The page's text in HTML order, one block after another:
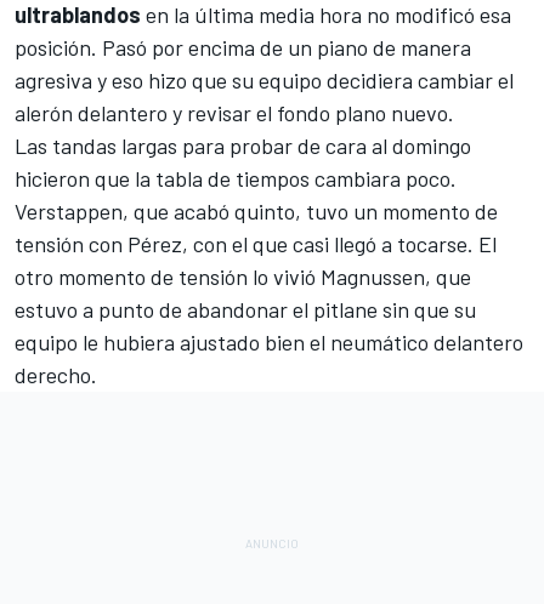
ultrablandos en la última media hora no modificó esa
posición. Pasó por encima de un piano de manera
agresiva y eso hizo que su equipo decidiera cambiar el
alerón delantero y revisar el fondo plano nuevo.
Las tandas largas para probar de cara al domingo
hicieron que la tabla de tiempos cambiara poco.
Verstappen, que acabó quinto, tuvo un momento de
tensión con Pérez, con el que casi llegó a tocarse. El
otro momento de tensión lo vivió Magnussen, que
estuvo a punto de abandonar el pitlane sin que su
equipo le hubiera ajustado bien el neumático delantero
derecho.